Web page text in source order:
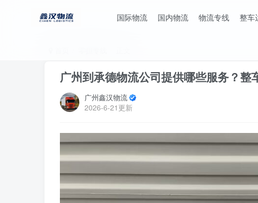
国际物流 国内物流 物流专线 整车
广州到承德物流公司提供哪些服务？
广州鑫汉物流
2026-6-21更新